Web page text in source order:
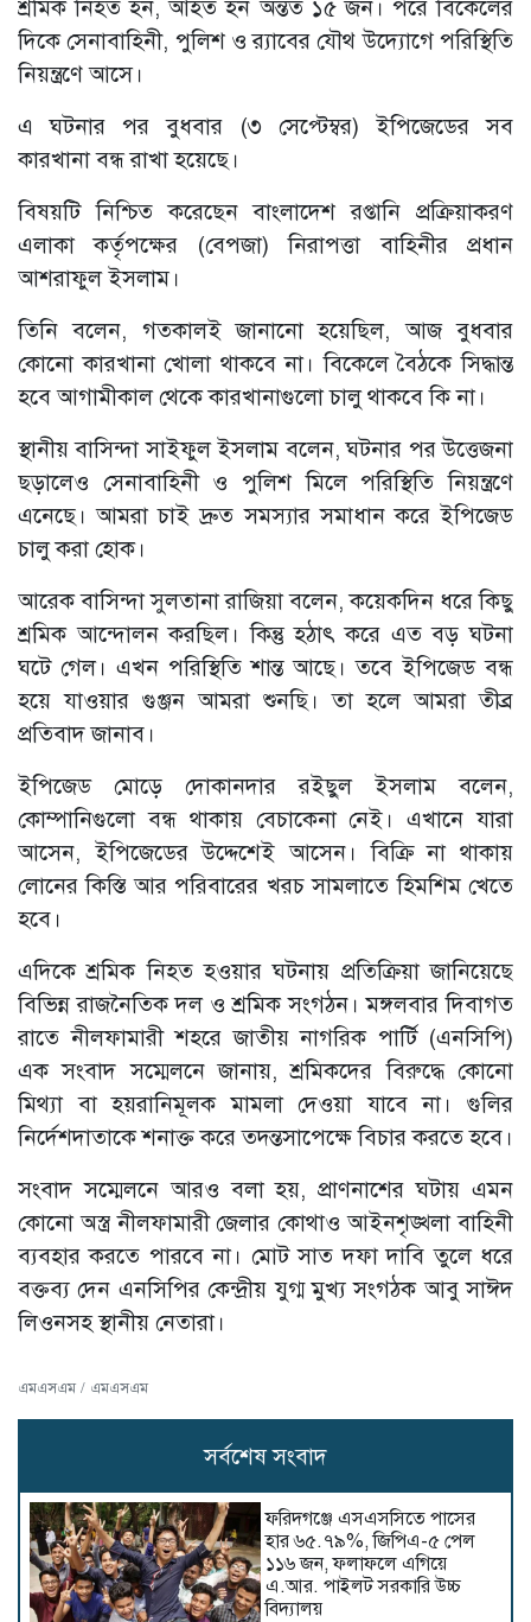
শ্রমিক নিহত হন, আহত হন অন্তত ১৫ জন। পরে বিকেলের
দিকে সেনাবাহিনী, পুলিশ ও র‌্যাবের যৌথ উদ্যোগে পরিস্থিতি
নিয়ন্ত্রণে আসে।
এ ঘটনার পর বুধবার (৩ সেপ্টেম্বর) ইপিজেডের সব
কারখানা বন্ধ রাখা হয়েছে।
বিষয়টি নিশ্চিত করেছেন বাংলাদেশ রপ্তানি প্রক্রিয়াকরণ
এলাকা কর্তৃপক্ষের (বেপজা) নিরাপত্তা বাহিনীর প্রধান
আশরাফুল ইসলাম।
তিনি বলেন, গতকালই জানানো হয়েছিল, আজ বুধবার
কোনো কারখানা খোলা থাকবে না। বিকেলে বৈঠকে সিদ্ধান্ত
হবে আগামীকাল থেকে কারখানাগুলো চালু থাকবে কি না।
স্থানীয় বাসিন্দা সাইফুল ইসলাম বলেন, ঘটনার পর উত্তেজনা
ছড়ালেও সেনাবাহিনী ও পুলিশ মিলে পরিস্থিতি নিয়ন্ত্রণে
এনেছে। আমরা চাই দ্রুত সমস্যার সমাধান করে ইপিজেড
চালু করা হোক।
আরেক বাসিন্দা সুলতানা রাজিয়া বলেন, কয়েকদিন ধরে কিছু
শ্রমিক আন্দোলন করছিল। কিন্তু হঠাৎ করে এত বড় ঘটনা
ঘটে গেল। এখন পরিস্থিতি শান্ত আছে। তবে ইপিজেড বন্ধ
হয়ে যাওয়ার গুঞ্জন আমরা শুনছি। তা হলে আমরা তীব্র
প্রতিবাদ জানাব।
ইপিজেড মোড়ে দোকানদার রইছুল ইসলাম বলেন,
কোম্পানিগুলো বন্ধ থাকায় বেচাকেনা নেই। এখানে যারা
আসেন, ইপিজেডের উদ্দেশেই আসেন। বিক্রি না থাকায়
লোনের কিস্তি আর পরিবারের খরচ সামলাতে হিমশিম খেতে
হবে।
এদিকে শ্রমিক নিহত হওয়ার ঘটনায় প্রতিক্রিয়া জানিয়েছে
বিভিন্ন রাজনৈতিক দল ও শ্রমিক সংগঠন। মঙ্গলবার দিবাগত
রাতে নীলফামারী শহরে জাতীয় নাগরিক পার্টি (এনসিপি)
এক সংবাদ সম্মেলনে জানায়, শ্রমিকদের বিরুদ্ধে কোনো
মিথ্যা বা হয়রানিমূলক মামলা দেওয়া যাবে না। গুলির
নির্দেশদাতাকে শনাক্ত করে তদন্তসাপেক্ষে বিচার করতে হবে।
সংবাদ সম্মেলনে আরও বলা হয়, প্রাণনাশের ঘটায় এমন
কোনো অস্ত্র নীলফামারী জেলার কোথাও আইনশৃঙ্খলা বাহিনী
ব্যবহার করতে পারবে না। মোট সাত দফা দাবি তুলে ধরে
বক্তব্য দেন এনসিপির কেন্দ্রীয় যুগ্ম মুখ্য সংগঠক আবু সাঈদ
লিওনসহ স্থানীয় নেতারা।
এমএসএম / এমএসএম
সর্বশেষ সংবাদ
ফরিদগঞ্জে এসএসসিতে পাসের
হার ৬৫.৭৯%, জিপিএ-৫ পেল
১১৬ জন, ফলাফলে এগিয়ে
এ.আর. পাইলট সরকারি উচ্চ
বিদ্যালয়